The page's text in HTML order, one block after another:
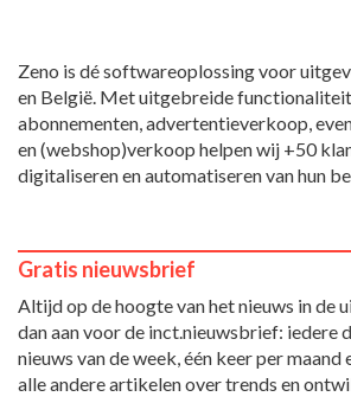
Zeno is dé softwareoplossing voor
en België. Met uitgebreide
abonnementen, advertentieverkoop,
en (webshop)verkoop helpen wij +50
digitaliseren en automatiseren van hun
Gratis nieuwsbrief
Altijd op de hoogte van het nieuws in de
dan aan voor de inct.nieuwsbrief: iedere
nieuws van de week, één keer per
alle andere artikelen over trends en